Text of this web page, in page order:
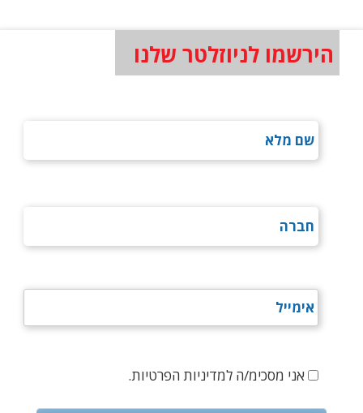
הירשמו לניוזלטר שלנו
אני מסכימ/ה למדיניות הפרטיות.